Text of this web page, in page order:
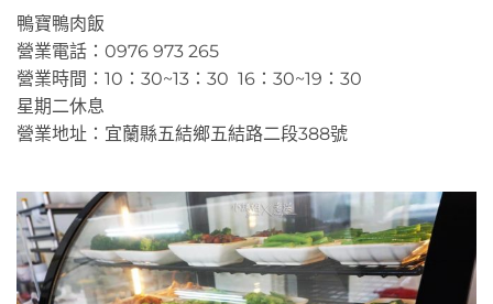
鴨寶鴨肉飯
營業電話：0976 973 265
營業時間：10：30~13：30 16：30~19：30
星期二休息
營業地址：宜蘭縣五結鄉五結路二段388號